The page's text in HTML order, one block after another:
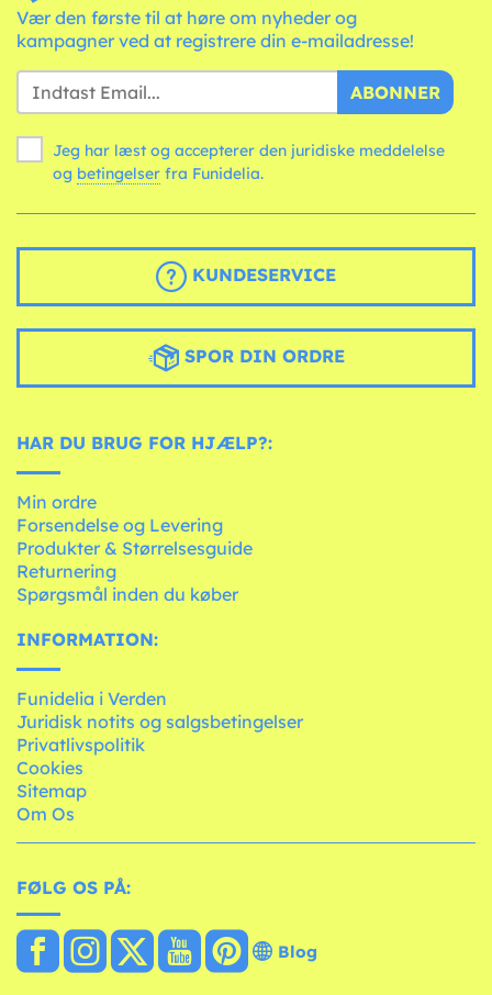
Vær den første til at høre om nyheder og
kampagner ved at registrere din e-mailadresse!
ABONNER
Jeg har læst og accepterer den juridiske meddelelse
og betingelser fra Funidelia.
KUNDESERVICE
SPOR DIN ORDRE
HAR DU BRUG FOR HJÆLP?:
Min ordre
Forsendelse og Levering
Produkter & Størrelsesguide
Returnering
Spørgsmål inden du køber
INFORMATION:
Funidelia i Verden
Juridisk notits og salgsbetingelser
Privatlivspolitik
Cookies
Sitemap
Om Os
FØLG OS PÅ:
Blog